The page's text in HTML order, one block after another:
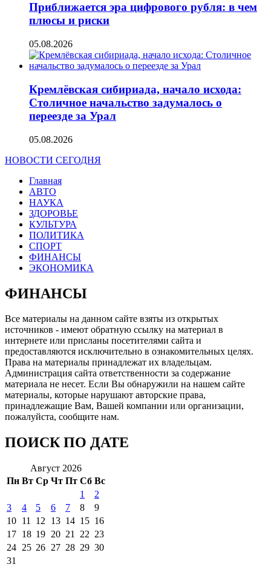
Приближается эра цифрового рубля: в чем
плюсы и риски
05.08.2026
Кремлёвская сибириада, начало исхода:
Столичное начальство задумалось о
переезде за Урал
05.08.2026
НОВОСТИ СЕГОДНЯ
Главная
АВТО
НАУКА
ЗДОРОВЬЕ
КУЛЬТУРА
ПОЛИТИКА
СПОРТ
ФИНАНСЫ
ЭКОНОМИКА
ФИНАНСЫ
Все материалы на данном сайте взяты из открытых
источников - имеют обратную ссылку на материал в
интернете или присланы посетителями сайта и
предоставляются исключительно в ознакомительных целях.
Права на материалы принадлежат их владельцам.
Администрация сайта ответственности за содержание
материала не несет. Если Вы обнаружили на нашем сайте
материалы, которые нарушают авторские права,
принадлежащие Вам, Вашей компании или организации,
пожалуйста, сообщите нам.
ПОИСК ПО ДАТЕ
Август 2026
Пн Вт Ср Чт Пт Сб Вс
1
2
3
4 5 6 7 8
9
10 11 12 13 14 15 16
17 18 19 20 21 22 23
24 25 26 27 28 29 30
31